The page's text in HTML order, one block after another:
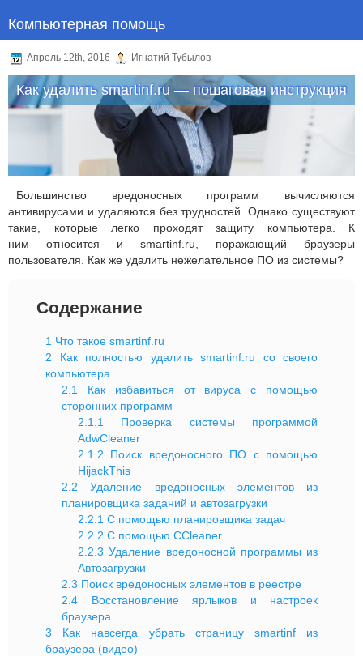
Компьютерная помощь
Апрель 12th, 2016 Игнатий Тубылов
Как удалить smartinf.ru — пошаговая инструкция
Большинство вредоносных программ вычисляются
антивирусами и удаляются без трудностей. Однако существуют
такие, которые легко проходят защиту компьютера. К
ним относится и smartinf.ru, поражающий браузеры
пользователя. Как же удалить нежелательное ПО из системы?
Содержание
1 Что такое smartinf.ru
2 Как полностью удалить smartinf.ru со своего
компьютера
2.1
Как избавиться от вируса с помощью
сторонних программ
2.1.1
Проверка системы программой
AdwCleaner
2.1.2 Поиск вредоносного ПО с помощью
HijackThis
2.2 Удаление вредоносных элементов из
планировщика заданий и автозагрузки
2.2.1 С помощью планировщика задач
2.2.2 С помощью CCleaner
2.2.3 Удаление вредоносной программы из
Автозагрузки
2.3 Поиск вредоносных элементов в реестре
2.4 Восстановление ярлыков и настроек
браузера
3 Как навсегда убрать страницу smartinf из
браузера (видео)